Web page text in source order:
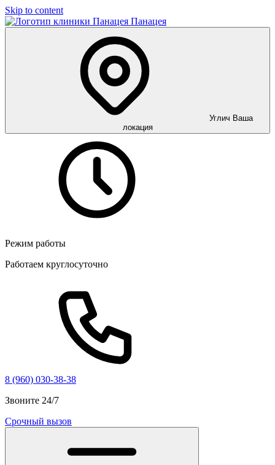
Skip to content
Панацея
Углич Ваша
локация
Режим работы
Работаем круглосуточно
8 (960) 030-38-38
Звоните 24/7
Срочный вызов